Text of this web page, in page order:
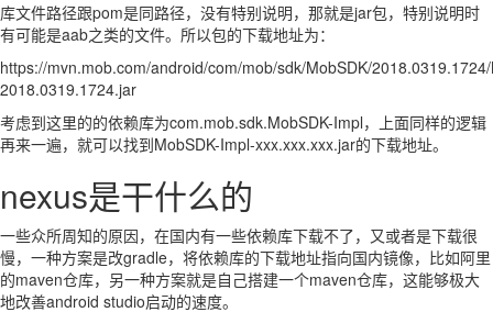
库文件路径跟pom是同路径，没有特别说明，那就是jar包，特别说明时
有可能是aab之类的文件。所以包的下载地址为：
https://mvn.mob.com/android/com/mob/sdk/MobSDK/
2018.0319.1724.jar
考虑到这里的的依赖库为com.mob.sdk.MobSDK-Impl，上面同样的逻辑
再来一遍，就可以找到MobSDK-Impl-xxx.xxx.xxx.jar的下载地址。
nexus是干什么的
一些众所周知的原因，在国内有一些依赖库下载不了，又或者是下载很
慢，一种方案是改gradle，将依赖库的下载地址指向国内镜像，比如阿里
的maven仓库，另一种方案就是自己搭建一个maven仓库，这能够极大
地改善android studio启动的速度。